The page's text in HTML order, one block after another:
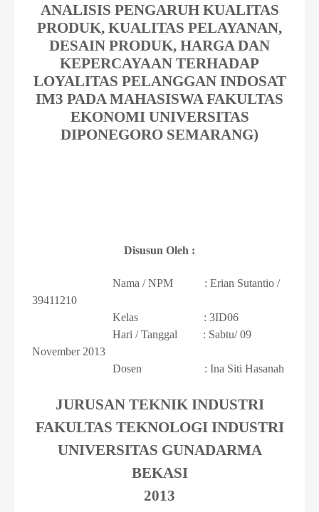
ANALISIS PENGARUH KUALITAS
PRODUK, KUALITAS PELAYANAN,
DESAIN PRODUK, HARGA DAN
KEPERCAYAAN TERHADAP
LOYALITAS PELANGGAN INDOSAT
IM3 PADA MAHASISWA FAKULTAS
EKONOMI UNIVERSITAS
DIPONEGORO SEMARANG)
Disusun Oleh :
Nama / NPM
: Erian Sutantio /
39411210
Kelas
: 3ID06
Hari / Tanggal
: Sabtu/ 09
November 2013
Dosen
: Ina Siti Hasanah
JURUSAN TEKNIK INDUSTRI
FAKULTAS TEKNOLOGI INDUSTRI
UNIVERSITAS GUNADARMA
BEKASI
2013